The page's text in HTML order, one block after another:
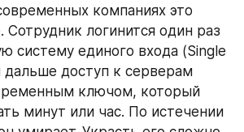
компаниях это
Сотрудник логинится один раз
систему единого входа (Single
дальше доступ к серверам
ключом, который
минут или час. По истечении